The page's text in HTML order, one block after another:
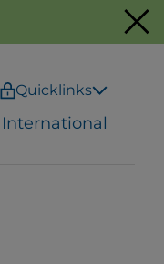
Quicklinks
International